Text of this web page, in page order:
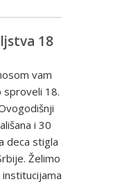
18
vam
sproveli 18.
i 30
deca stigla
Želimo